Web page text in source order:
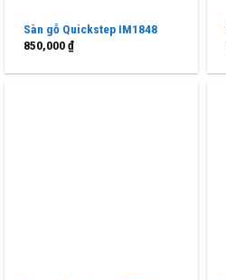
Sàn gỗ Quickstep IM1848
850,000₫